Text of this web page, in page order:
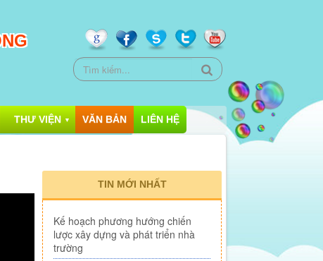
THƯ VIỆN ▼ VĂN BẢN LIÊN HỆ
TIN MỚI NHẤT
Kế hoạch phương hướng chiến
lược xây dựng và phát triển nhà
trường